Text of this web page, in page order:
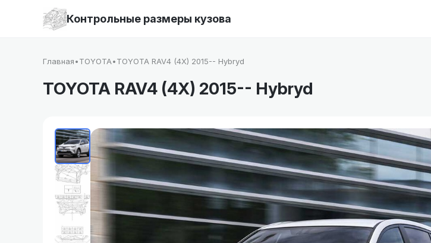
Контрольные размеры кузова
Главная•TOYOTA•TOYOTA RAV4 (4X) 2015-- Hybryd
TOYOTA RAV4 (4X) 2015-- Hybryd